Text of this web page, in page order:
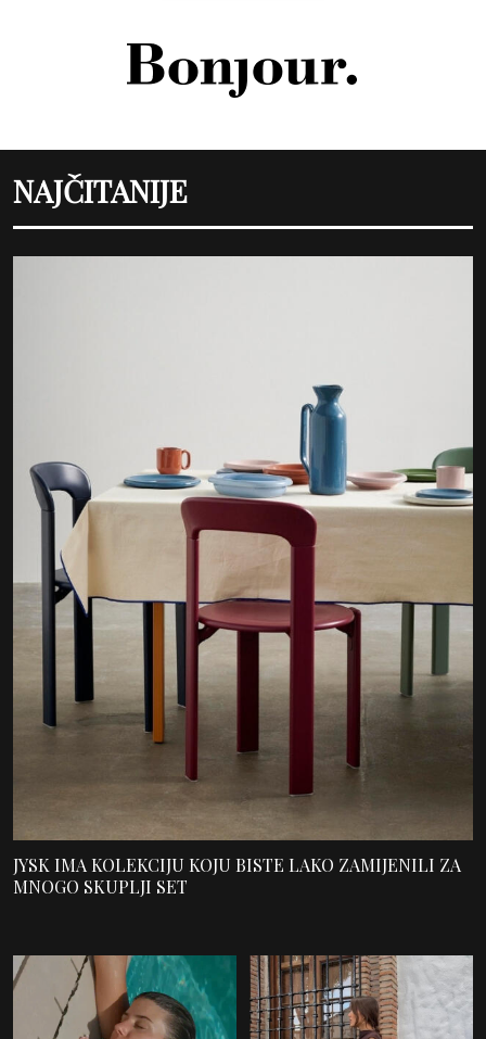
NAJČITANIJE
JYSK IMA KOLEKCIJU KOJU BISTE LAKO ZAMIJENILI ZA
MNOGO SKUPLJI SET